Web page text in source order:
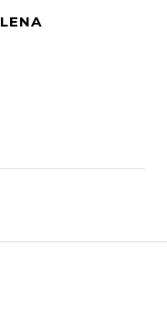
LENA